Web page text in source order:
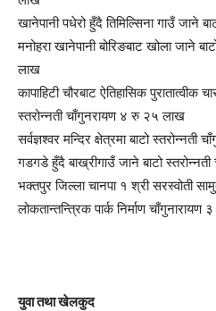
खानेपानी पधेरो हुँदै तिमिल्सिना गाउँ जाने
मनोहरा खानेपानी बोरिङबाट खोला जाने
लाख
कापाहिटी चौरबाट ऐतिहासिक पुरातात्वीक
स्तरोन्नती चाँगुनरायण ४ रु २५ लाख
सर्वज्ञश्वर मन्दिर क्षेत्रमा बाटो
गडगडे हुँदै बाख्रीगाउँ जाने बाटो
भक्तपुर जिल्ला चानपा १ श्री सरस्वोती
लोकतान्तन्त्रिक पार्क निर्माण
युवा तथा खेलकुद